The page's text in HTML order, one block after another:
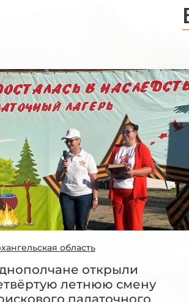
область
открыли
летнюю смену
палаточного